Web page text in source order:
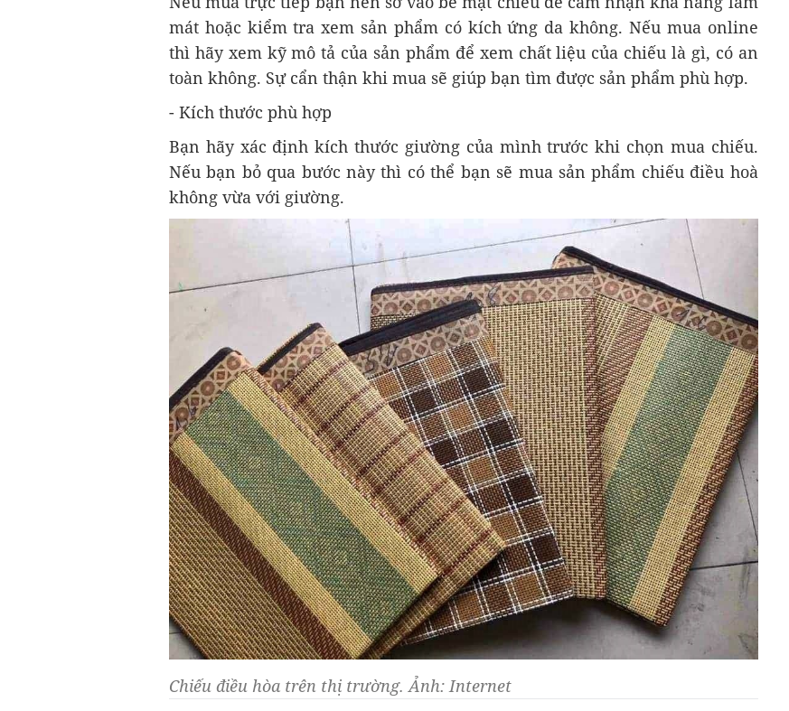
mát hoặc kiểm tra xem sản phẩm có kích ứng da không. Nếu mua online
thì hãy xem kỹ mô tả của sản phẩm để xem chất liệu của chiếu là gì, có an
toàn không. Sự cẩn thận khi mua sẽ giúp bạn tìm được sản phẩm phù hợp.
- Kích thước phù hợp
Bạn hãy xác định kích thước giường của mình trước khi chọn mua chiếu.
Nếu bạn bỏ qua bước này thì có thể bạn sẽ mua sản phẩm chiếu điều hoà
không vừa với giường.
Chiếu điều hòa trên thị trường. Ảnh: Internet